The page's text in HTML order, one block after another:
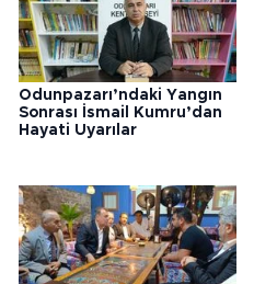
Odunpazarı’ndaki Yangın
Sonrası İsmail Kumru’dan
Hayati Uyarılar